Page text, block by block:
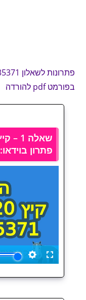
בפורמט pdf להורדה
פתרון בוידאו: